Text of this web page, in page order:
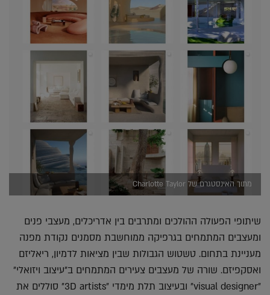
מתוך האינסטגרם של Charlotte Taylor
שיתופי הפעולה ההולכים ומתרבים בין אדריכלים, מעצבי פנים
ומעצבים המתמחים בגרפיקה ממוחשבת מסמנים נקודת מפנה
מעניינת בתחום. טשטוש הגבולות שבין מציאות לדמיון, ריאליזם
ואסקפיזם. שורה של מעצבים צעירים המתמחים ב״עיצוב ויזואלי״
״visual designer״ ובעיצוב תלת מימדי ״3D artists״ סוללים את